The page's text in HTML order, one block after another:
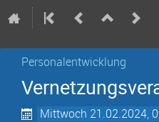
Personalentwicklung
Mittwoch 21.02.2024,